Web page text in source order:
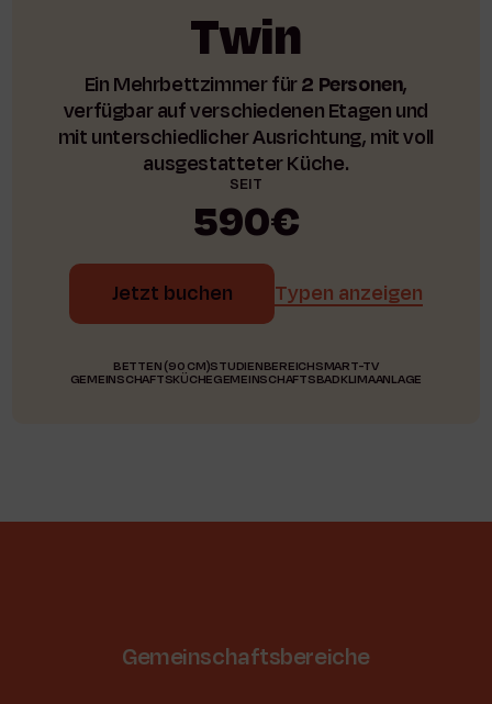
Twin
Ein Mehrbettzimmer für2 Personen,
verfügbar auf verschiedenen Etagen und
mit unterschiedlicher Ausrichtung, mit voll
ausgestatteter Küche.
SEIT
590€
Jetzt buchen Typen anzeigen
BETTEN (90 CM)STUDIENBEREICHSMART-TV
GEMEINSCHAFTSKÜCHEGEMEINSCHAFTSBADKLIMAANLAGE
Gemeinschaftsbereiche